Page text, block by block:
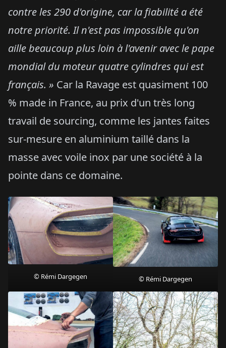
contre les 290 d'origine, car la fiabilité a été
notre priorité. Il n'est pas impossible qu'on
aille beaucoup plus loin à l'avenir avec le pape
mondial du moteur quatre cylindres qui est
français. » Car la Ravage est quasiment 100
% made in France, au prix d'un très long
travail de sourcing, comme les jantes faites
sur-mesure en aluminium taillé dans la
masse avec voile inox par une société à la
pointe dans ce domaine.
© Rémi Dargegen © Rémi Dargegen